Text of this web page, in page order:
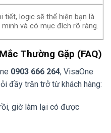
tiết, logic sẽ thể hiện bạn là
và có mục đích rõ ràng.
Thường Gặp (FAQ)
0903 666 264, VisaOne
đầy trăn trở từ khách hàng:
giờ làm lại có được